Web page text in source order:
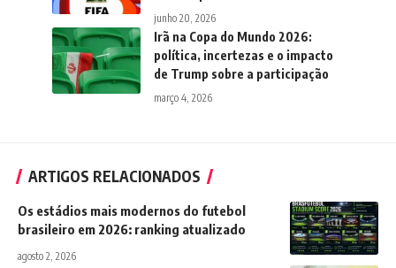
junho 20, 2026
Irã na Copa do Mundo 2026:
política, incertezas e o impacto
de Trump sobre a participação
março 4, 2026
ARTIGOS RELACIONADOS
Os estádios mais modernos do futebol
brasileiro em 2026: ranking atualizado
agosto 2, 2026